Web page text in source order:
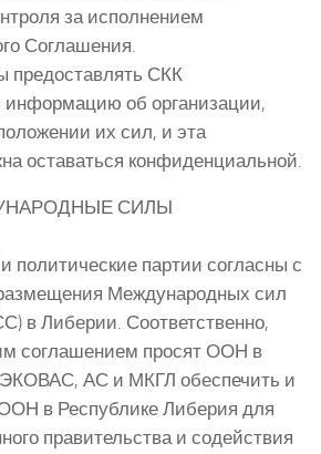
за исполнением
Соглашения.
предоставлять СКК
об организации,
их сил, и эта
оставаться конфиденциальной.
СИЛЫ
партии согласны с
Международных сил
в Либерии. Соответственно,
соглашением просят ООН в
ЭКОВАС, АС и МКГЛ обеспечить и
в Республике Либерия для
правительства и содействия